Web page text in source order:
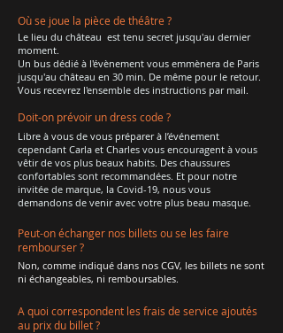
Où se joue la pièce de théâtre ?
Le lieu du château est tenu secret jusqu'au dernier
moment.
Un bus dédié à l'évènement vous emmènera de Paris
jusqu'au château en 30 min. De même pour le retour.
Vous recevrez l'ensemble des instructions par mail.
Doit-on prévoir un dress code ?
Libre à vous de vous préparer à l’événement
cependant Carla et Charles vous encouragent à vous
vêtir de vos plus beaux habits. Des chaussures
confortables sont recommandées. Et pour notre
invitée de marque, la Covid-19, nous vous
demandons de venir avec votre plus beau masque.
Peut-on échanger nos billets ou se les faire
rembourser ?
Non, comme indiqué dans nos CGV, les billets ne sont
ni échangeables, ni remboursables.
A quoi correspondent les frais de service ajoutés
au prix du billet ?